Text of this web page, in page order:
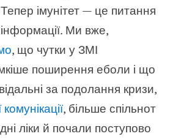
імунітет — це питання
інформації. Ми вже,
, що чутки у ЗМІ
поширення еболи і що
за подолання кризи,
, більше спільнот
ліки й почали поступово